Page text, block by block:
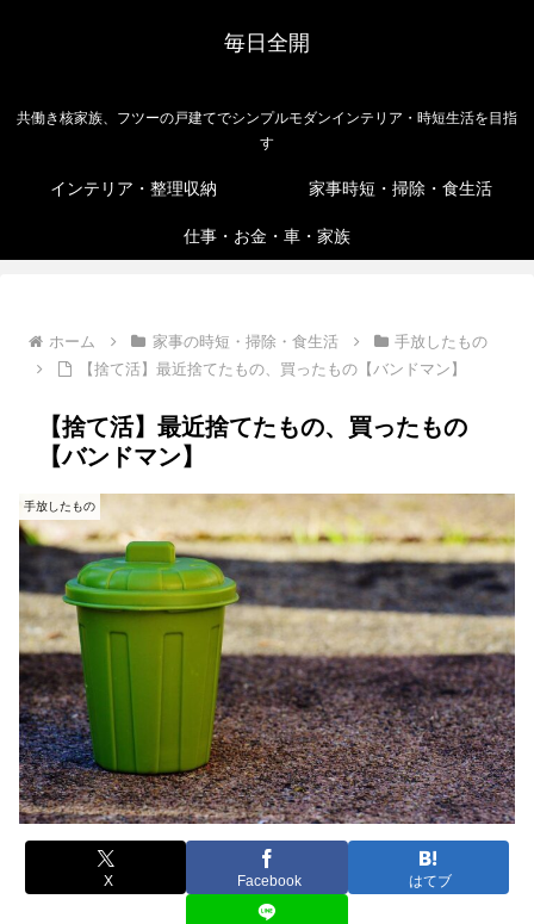
毎日全開
共働き核家族、フツーの戸建てでシンプルモダンインテリア・時短生活を目指
す
インテリア・整理収納 家事時短・掃除・食生活
仕事・お金・車・家族
ホーム 家事の時短・掃除・食生活
手放したもの
【捨て活】最近捨てたもの、買ったもの【バンドマン】
【捨て活】最近捨てたもの、買ったもの
【バンドマン】
手放したもの
X Facebook はてブ